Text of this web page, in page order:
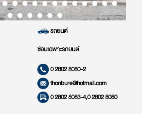
รถยนต์
ซ่อมเฉพาะรถยนต์
0 2802 8080-2
thonbure@hotmail.com
0 2802 8083-4,0 2802 8080